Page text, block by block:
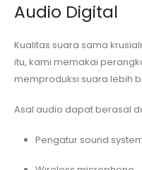
Audio Digital
Kualitas suara sama
itu, kami memakai
memproduksi suara lebih
Asal audio dapat berasal
Pengatur sound